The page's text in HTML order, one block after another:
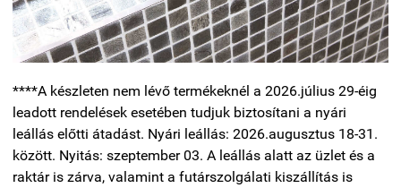
****A készleten nem lévő termékeknél a 2026.július 29-éig
leadott rendelések esetében tudjuk biztosítani a nyári
leállás előtti átadást. Nyári leállás: 2026.augusztus 18-31.
között. Nyitás: szeptember 03. A leállás alatt az üzlet és a
raktár is zárva, valamint a futárszolgálati kiszállítás is